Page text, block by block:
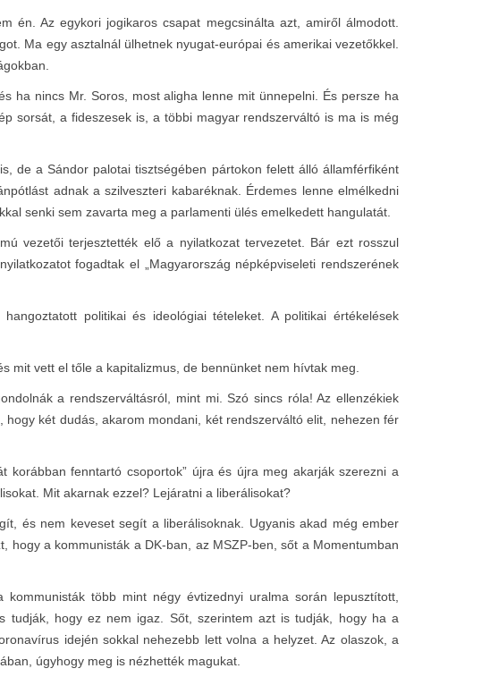
én. Az egykori jogikaros csapat megcsinálta azt, amiről álmodott.
Ma egy asztalnál ülhetnek nyugat-európai és amerikai vezetőkkel.
ha nincs Mr. Soros, most aligha lenne mit ünnepelni. És persze ha
sorsát, a fideszesek is, a többi magyar rendszerváltó is ma is még
de a Sándor palotai tisztségében pártokon felett álló államférfiként
adnak a szilveszteri kabaréknak. Érdemes lenne elmélkedni
senki sem zavarta meg a parlamenti ülés emelkedett hangulatát.
vezetői terjesztették elő a nyilatkozat tervezetet. Bár ezt rosszul
fogadtak el „Magyarország népképviseleti rendszerének
politikai és ideológiai tételeket. A politikai értékelések
mit vett el tőle a kapitalizmus, de bennünket nem hívtak meg.
a rendszerváltásról, mint mi. Szó sincs róla! Az ellenzékiek
két dudás, akarom mondani, két rendszerváltó elit, nehezen fér
korábban fenntartó csoportok” újra és újra meg akarják szerezni a
Mit akarnak ezzel? Lejáratni a liberálisokat?
és nem keveset segít a liberálisoknak. Ugyanis akad még ember
hogy a kommunisták a DK-ban, az MSZP-ben, sőt a Momentumban
több mint négy évtizednyi uralma során lepusztított,
tudják, hogy ez nem igaz. Sőt, szerintem azt is tudják, hogy ha a
idején sokkal nehezebb lett volna a helyzet. Az olaszok, a
úgyhogy meg is nézhették magukat.